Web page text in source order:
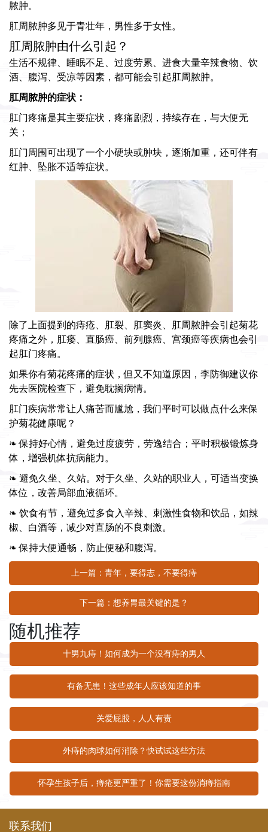
脓肿。
肛周脓肿多见于青壮年，男性多于女性。
肛周脓肿由什么引起？
生活不规律、睡眠不足、过度劳累、进食大量辛辣食物、饮
酒、腹泻、受凉等因素，都可能会引起肛周脓肿。
肛周脓肿的症状：
肛门疼痛是其主要症状，疼痛剧烈，持续存在，与大便无
关；
肛门周围可出现了一个小硬块或肿块，逐渐加重，还可伴有
红肿、坠胀不适等症状。
除了上面提到的痔疮、肛裂、肛窦炎、肛周脓肿会引起菊花
疼痛之外，肛瘘、直肠癌、前列腺癌、宫颈癌等疾病也会引
起肛门疼痛。
如果你有菊花疼痛的症状，但又不知道原因，李防御建议你
先去医院检查下，避免耽搁病情。
肛门疾病常常让人痛苦而尴尬，我们平时可以做点什么来保
护菊花健康呢？
❧ 保持好心情，避免过度疲劳，劳逸结合；平时积极锻炼身
体，增强机体抗病能力。
❧ 避免久坐、久站。对于久坐、久站的职业人，可适当变换
体位，改善局部血液循环。
❧ 饮食有节，避免过多食入辛辣、刺激性食物和饮品，如辣
椒、白酒等，减少对直肠的不良刺激。
❧ 保持大便通畅，防止便秘和腹泻。
上一篇：青年，要得志，不要得痔
下一篇：想养胃最关键的是？
随机推荐
十男九痔！如何成为一个没有痔的男人
有备无患！这些成年人应该知道的事
关爱屁股，人人有责
外痔的肉球如何消除？快试试这些方法
怀孕生孩子后，痔疮更严重了！你需要这份消痔指南
联系我们